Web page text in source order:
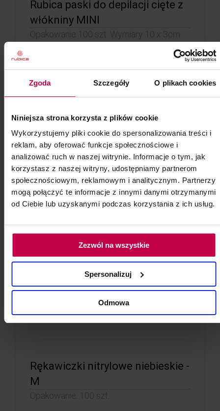
Zgoda Szczegóły O plikach cookies
Niniejsza strona korzysta z plików cookie
Wykorzystujemy pliki cookie do spersonalizowania treści i
reklam, aby oferować funkcje społecznościowe i
analizować ruch w naszej witrynie. Informacje o tym, jak
korzystasz z naszej witryny, udostępniamy partnerom
społecznościowym, reklamowym i analitycznym. Partnerzy
mogą połączyć te informacje z innymi danymi otrzymanymi
od Ciebie lub uzyskanymi podczas korzystania z ich usług.
Zezwól na wszystkie
Spersonalizuj
Odmowa
Rubica paski do depilacji cięte z
włókniny MINI
Opakowanie 100 szt. Wymiary 10 x 3cm
do koszyka
Rękawiczki nitrylowe niebieskie -
M
Opakowanie: 100 szt.